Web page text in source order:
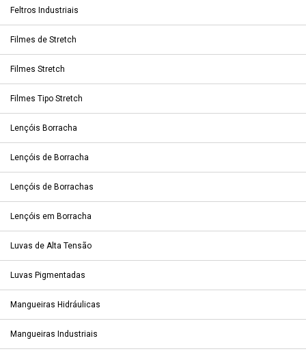
Feltros Industriais
Filmes de Stretch
Filmes Stretch
Filmes Tipo Stretch
Lençóis Borracha
Lençóis de Borracha
Lençóis de Borrachas
Lençóis em Borracha
Luvas de Alta Tensão
Luvas Pigmentadas
Mangueiras Hidráulicas
Mangueiras Industriais